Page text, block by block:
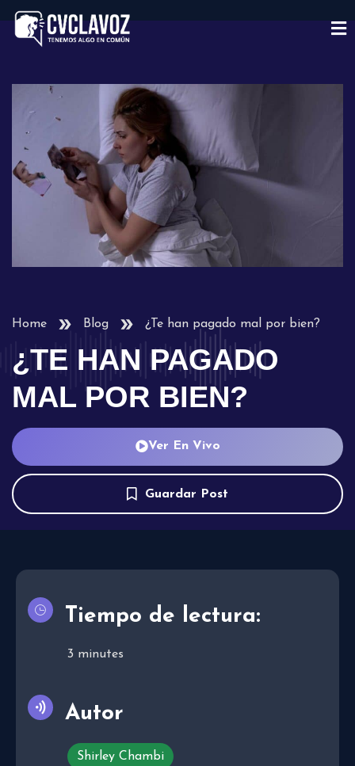
Home Blog ¿Te han pagado mal por bien?
¿TE HAN PAGADO
MAL POR BIEN?
Ver En Vivo
Guardar Post
Tiempo de lectura:
3 minutes
Autor
Shirley Chambi